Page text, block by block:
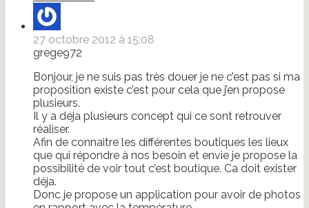
27 octobre 2012 à 15:08
grege972
Bonjour, je ne suis pas très douer je ne c’est pas si ma
proposition existe c’est pour cela que j’en propose
plusieurs.
Il y a déja plusieurs concept qui ce sont retrouver
réaliser.
Afin de connaitre les différentes boutiques les lieux
que qui répondre à nos besoin et envie je propose la
possibilité de voir tout c’est boutique. Ca doit exister
déja.
Donc je propose un application pour avoir de photos